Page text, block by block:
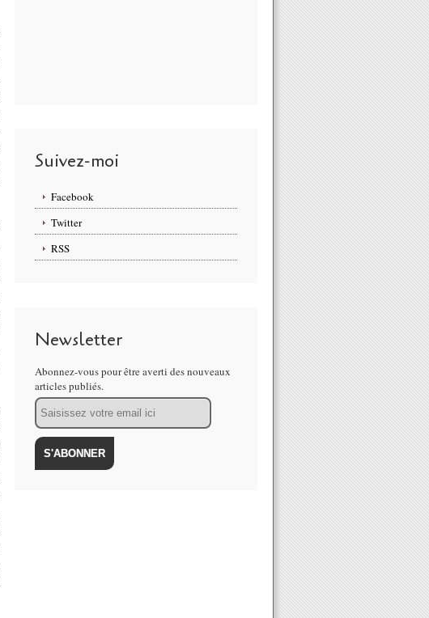
Suivez-moi
Facebook
Twitter
RSS
Newsletter
Abonnez-vous pour être averti des nouveaux
articles publiés.
Email